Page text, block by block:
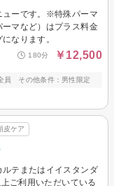
ューです。※特殊パーマ
ーマなど）はプラス料金
なります。
180分 ￥12,500
員 その他条件：男性限定
皮ケア
テまたはイイスタンダ
ご利用いただいている